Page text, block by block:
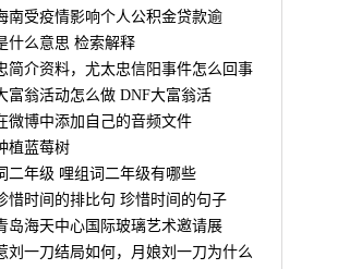
南受疫情影响个人公积金贷款逾
什么意思 检索解释
简介资料，尤太忠信阳事件怎么回事
富翁活动怎么做 DNF大富翁活
微博中添加自己的音频文件
植蓝莓树
二年级 哩组词二年级有哪些
惜时间的排比句 珍惜时间的句子
岛海天中心国际玻璃艺术邀请展
刘一刀结局如何，月娘刘一刀为什么